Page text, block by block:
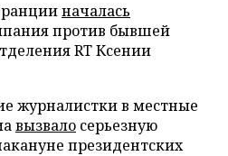
началась
против бывшей
RT Ксении
журналистки в местные
вызвало серьезную
президентских